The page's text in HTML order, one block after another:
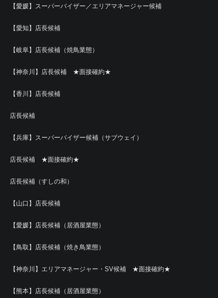
【愛媛】スーパーバイザー／エリアマネージャー候補
【愛知】店長候補
【岐阜】店長候補（焼鳥業態）
【神奈川】店長候補 ★面接確約★
【香川】店長候補
店長候補
【兵庫】スーパーバイザー候補（サブウェイ）
店長候補 ★面接確約★
店長候補（すしの和）
【山口】店長候補
【愛媛】店長候補（居酒屋業態）
【鳥取】店長候補（焼き鳥業態）
【神奈川】エリアマネージャー・SV候補 ★面接確約★
【熊本】店長候補（居酒屋業態）